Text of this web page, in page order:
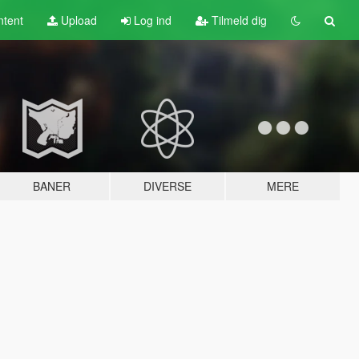
Upload Log ind Tilmeld dig
BANER DIVERSE MERE